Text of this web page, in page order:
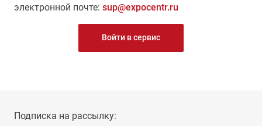
электронной почте: sup@expocentr.ru
Войти в сервис
Подписка на рассылку: